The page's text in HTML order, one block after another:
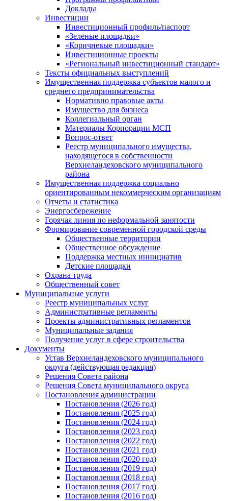
Доклады
Инвестиции
Инвестиционный профиль/паспорт
«Зеленые площадки»
«Коричневые площадки»
Инвестиционные проекты
«Региональный инвестиционный стандарт»
Тексты официальных выступлений
Имущественная поддержка субъектов малого и
среднего предпринимательства
Нормативно правовые акты
Имущество для бизнеса
Коллегиальный орган
Материалы Корпорации МСП
Вопрос-ответ
Реестр муниципального имущества,
находящегося в собственности
Верхнеландеховского муниципального
района
Имущественная поддержка социально
ориентированным некоммерческим организациям
Отчеты и статистика
Энергосбережение
Горячая линия по неформальной занятости
Формирование современной городской среды
Общественные территории
Общественное обсуждение
Поддержка местных иннициатив
Детские площадки
Охрана труда
Общественный совет
Муниципальные услуги
Реестр муниципальных услуг
Административные регламенты
Проекты административных регламентов
Муниципальные задания
Получение услуг в сфере строительства
Документы
Устав Верхнеландеховского муниципального
округа (действующая редакция)
Решения Совета района
Решения Совета муниципального округа
Постановления администрации
Постановления (2026 год)
Постановления (2025 год)
Постановления (2024 год)
Постановления (2023 год)
Постановления (2022 год)
Постановления (2021 год)
Постановления (2020 год)
Постановления (2019 год)
Постановления (2018 год)
Постановления (2017 год)
Постановления (2016 год)